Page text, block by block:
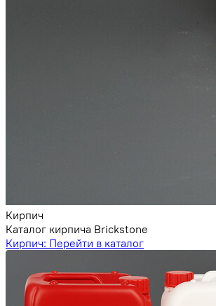
Кирпич
Каталог кирпича Brickstone
Кирпич: Перейти в каталог